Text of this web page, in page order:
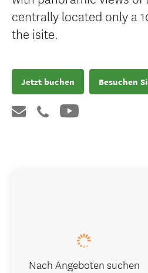
centrally located only a
the isite.
Jetzt buchen Besuchen
Nach Angeboten suchen